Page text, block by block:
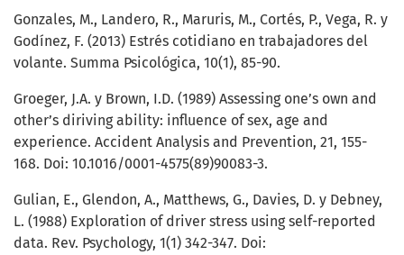
Gonzales, M., Landero, R., Maruris, M., Cortés, P., Vega, R. y
Godínez, F. (2013) Estrés cotidiano en trabajadores del
volante. Summa Psicológica, 10(1), 85-90.
Groeger, J.A. y Brown, I.D. (1989) Assessing one’s own and
other’s diriving ability: influence of sex, age and
experience. Accident Analysis and Prevention, 21, 155-
168. Doi: 10.1016/0001-4575(89)90083-3.
Gulian, E., Glendon, A., Matthews, G., Davies, D. y Debney,
L. (1988) Exploration of driver stress using self-reported
data. Rev. Psychology, 1(1) 342-347. Doi: